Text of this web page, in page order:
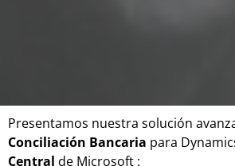
Presentamos nuestra solución
Conciliación Bancaria para
Central de Microsoft :